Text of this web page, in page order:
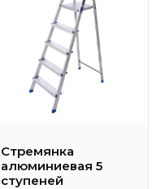
Стремянка
алюминиевая 5
ступеней